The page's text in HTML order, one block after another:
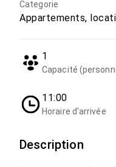
Categorie
Appartements,
1
Capacité
11:00
Horaire d'arrivée
Description